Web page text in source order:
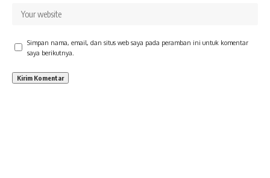
Simpan nama, email, dan situs web saya pada peramban ini untuk komentar
saya berikutnya.